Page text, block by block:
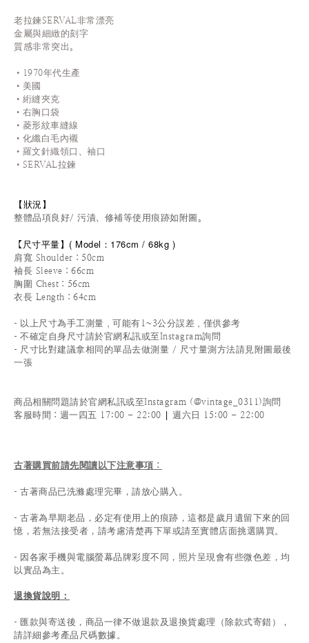
老拉鍊SERVAL非常漂亮
金屬與細緻的刻字
質感非常突出。
•1970年代生產
•美國
•絎縫夾克
•右胸口袋
• 菱形紋車縫線
•化纖白毛內襯
•羅文針織領口、袖口
• SERVAL拉鍊
【狀況】
整體品項良好/ 污漬、修補等使用痕跡如附圖。
【 尺寸平量】 ( Model：176cm / 68kg )
肩寬 Shoulder：50cm
袖長 Sleeve：66cm
胸圍 Chest：56cm
衣長 Length：64cm
- 以上尺寸為手工測量，可能有1~3公分誤差，僅供參考
- 不確定自身尺寸請於官網私訊或至Instagram詢問
- 尺寸比對建議拿相同的單品去做測量 / 尺寸量測方法請見附圖最後
一張
商品相關問題請於官網私訊或至Instagram (@vintage_0311)詢問
客服時間 ：週一四五 17:00 - 22:00 | 週六日 15:00 - 22:00
古著購買前請先閱讀以下注意事項 ：
- 古著商品已洗滌處理完畢，請放心購入。
- 古著為早期老品，必定有使用上的痕跡，這都是歲月遺留下來的回
憶，若無法接受者，請考慮清楚再下單或請至實體店面挑選購買。
- 因各家手機與電腦螢幕品牌彩度不同，照片呈現會有些微色差，均
以實品為主。
退換貨說明：
- 匯款與寄送後，商品一律不做退款及退換貨處理（除款式寄錯），
請詳細參考產品尺碼數據 。